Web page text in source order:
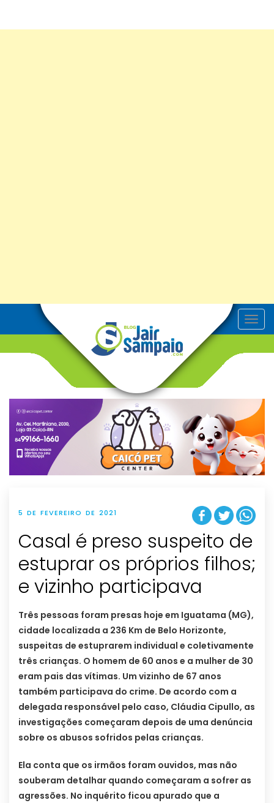
T
o
v
g
t
i
o
n
5 DE FEVEREIRO DE 2021
Casal é preso suspeito de
estuprar os próprios filhos;
e vizinho participava
Três pessoas foram presas hoje em Iguatama (MG),
cidade localizada a 236 Km de Belo Horizonte,
suspeitas de estuprarem individual e coletivamente
três crianças. O homem de 60 anos e a mulher de 30
eram pais das vítimas. Um vizinho de 67 anos
também participava do crime. De acordo com a
delegada responsável pelo caso, Cláudia Cipullo, as
investigações começaram depois de uma denúncia
sobre os abusos sofridos pelas crianças.
Ela conta que os irmãos foram ouvidos, mas não
souberam detalhar quando começaram a sofrer as
agressões. No inquérito ficou apurado que a